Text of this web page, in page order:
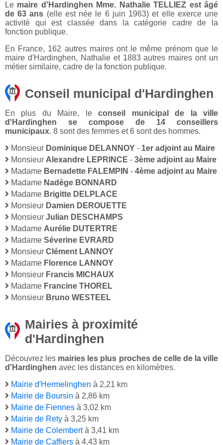
Le maire d'Hardinghen Mme. Nathalie TELLIEZ est âgé
de 63 ans (elle est née le 6 juin 1963) et elle exerce une
activité qui est classée dans la catégorie cadre de la
fonction publique.
En France, 162 autres maires ont le même prénom que le
maire d'Hardinghen, Nathalie et 1883 autres maires ont un
métier similaire, cadre de la fonction publique.
Conseil municipal d'Hardinghen
En plus du Maire, leconseil municipal de la ville
d'Hardinghen se compose de 14 conseillers
municipaux. 8 sont des femmes et 6 sont des hommes.
Monsieur Dominique DELANNOY - 1er adjoint au Maire
Monsieur Alexandre LEPRINCE - 3ème adjoint au Maire
Madame Bernadette FALEMPIN - 4ème adjoint au Maire
Madame Nadège BONNARD
Madame Brigitte DELPLACE
Monsieur Damien DEROUETTE
Monsieur Julian DESCHAMPS
Madame Aurélie DUTERTRE
Madame Séverine EVRARD
Monsieur Clément LANNOY
Madame Florence LANNOY
Monsieur Francis MICHAUX
Madame Francine THOREL
Monsieur Bruno WESTEEL
Mairies à proximité
d'Hardinghen
Découvrez les mairies les plus proches de celle de la ville
d'Hardinghen avec les distances en kilomètres.
Mairie d'Hermelinghen à 2,21 km
Mairie de Boursin à 2,86 km
Mairie de Fiennes à 3,02 km
Mairie de Rety à 3,25 km
Mairie de Colembertà 3,41 km
Mairie de Caffiers à 4,43 km